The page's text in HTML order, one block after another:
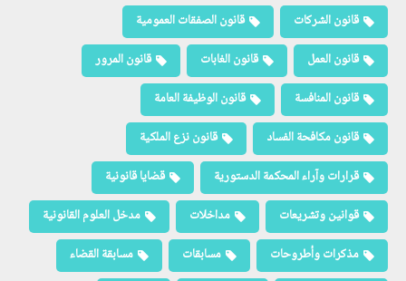
قانون الشركات
قانون الصفقات العمومية
قانون العمل
قانون الغابات
قانون المرور
قانون المنافسة
قانون الوظيفة العامة
قانون مكافحة الفساد
قانون نزع الملكية
قرارات وآراء المحكمة الدستورية
قضايا قانونية
قوانين وتشريعات
مداخلات
مدخل العلوم القانونية
مذكرات وأطروحات
مسابقات
مسابقة القضاء